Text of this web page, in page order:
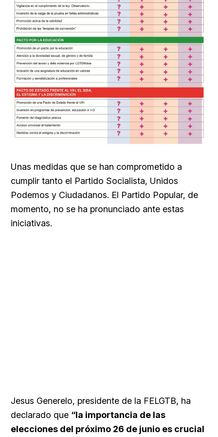
Unas medidas que se han comprometido a
cumplir tanto el Partido Socialista, Unidos
Podemos y Ciudadanos. El Partido Popular, de
momento, no se ha pronunciado ante estas
iniciativas.
Jesus Generelo, presidente de la FELGTB, ha
declarado que “la importancia de las
elecciones del próximo 26 de junio es crucial